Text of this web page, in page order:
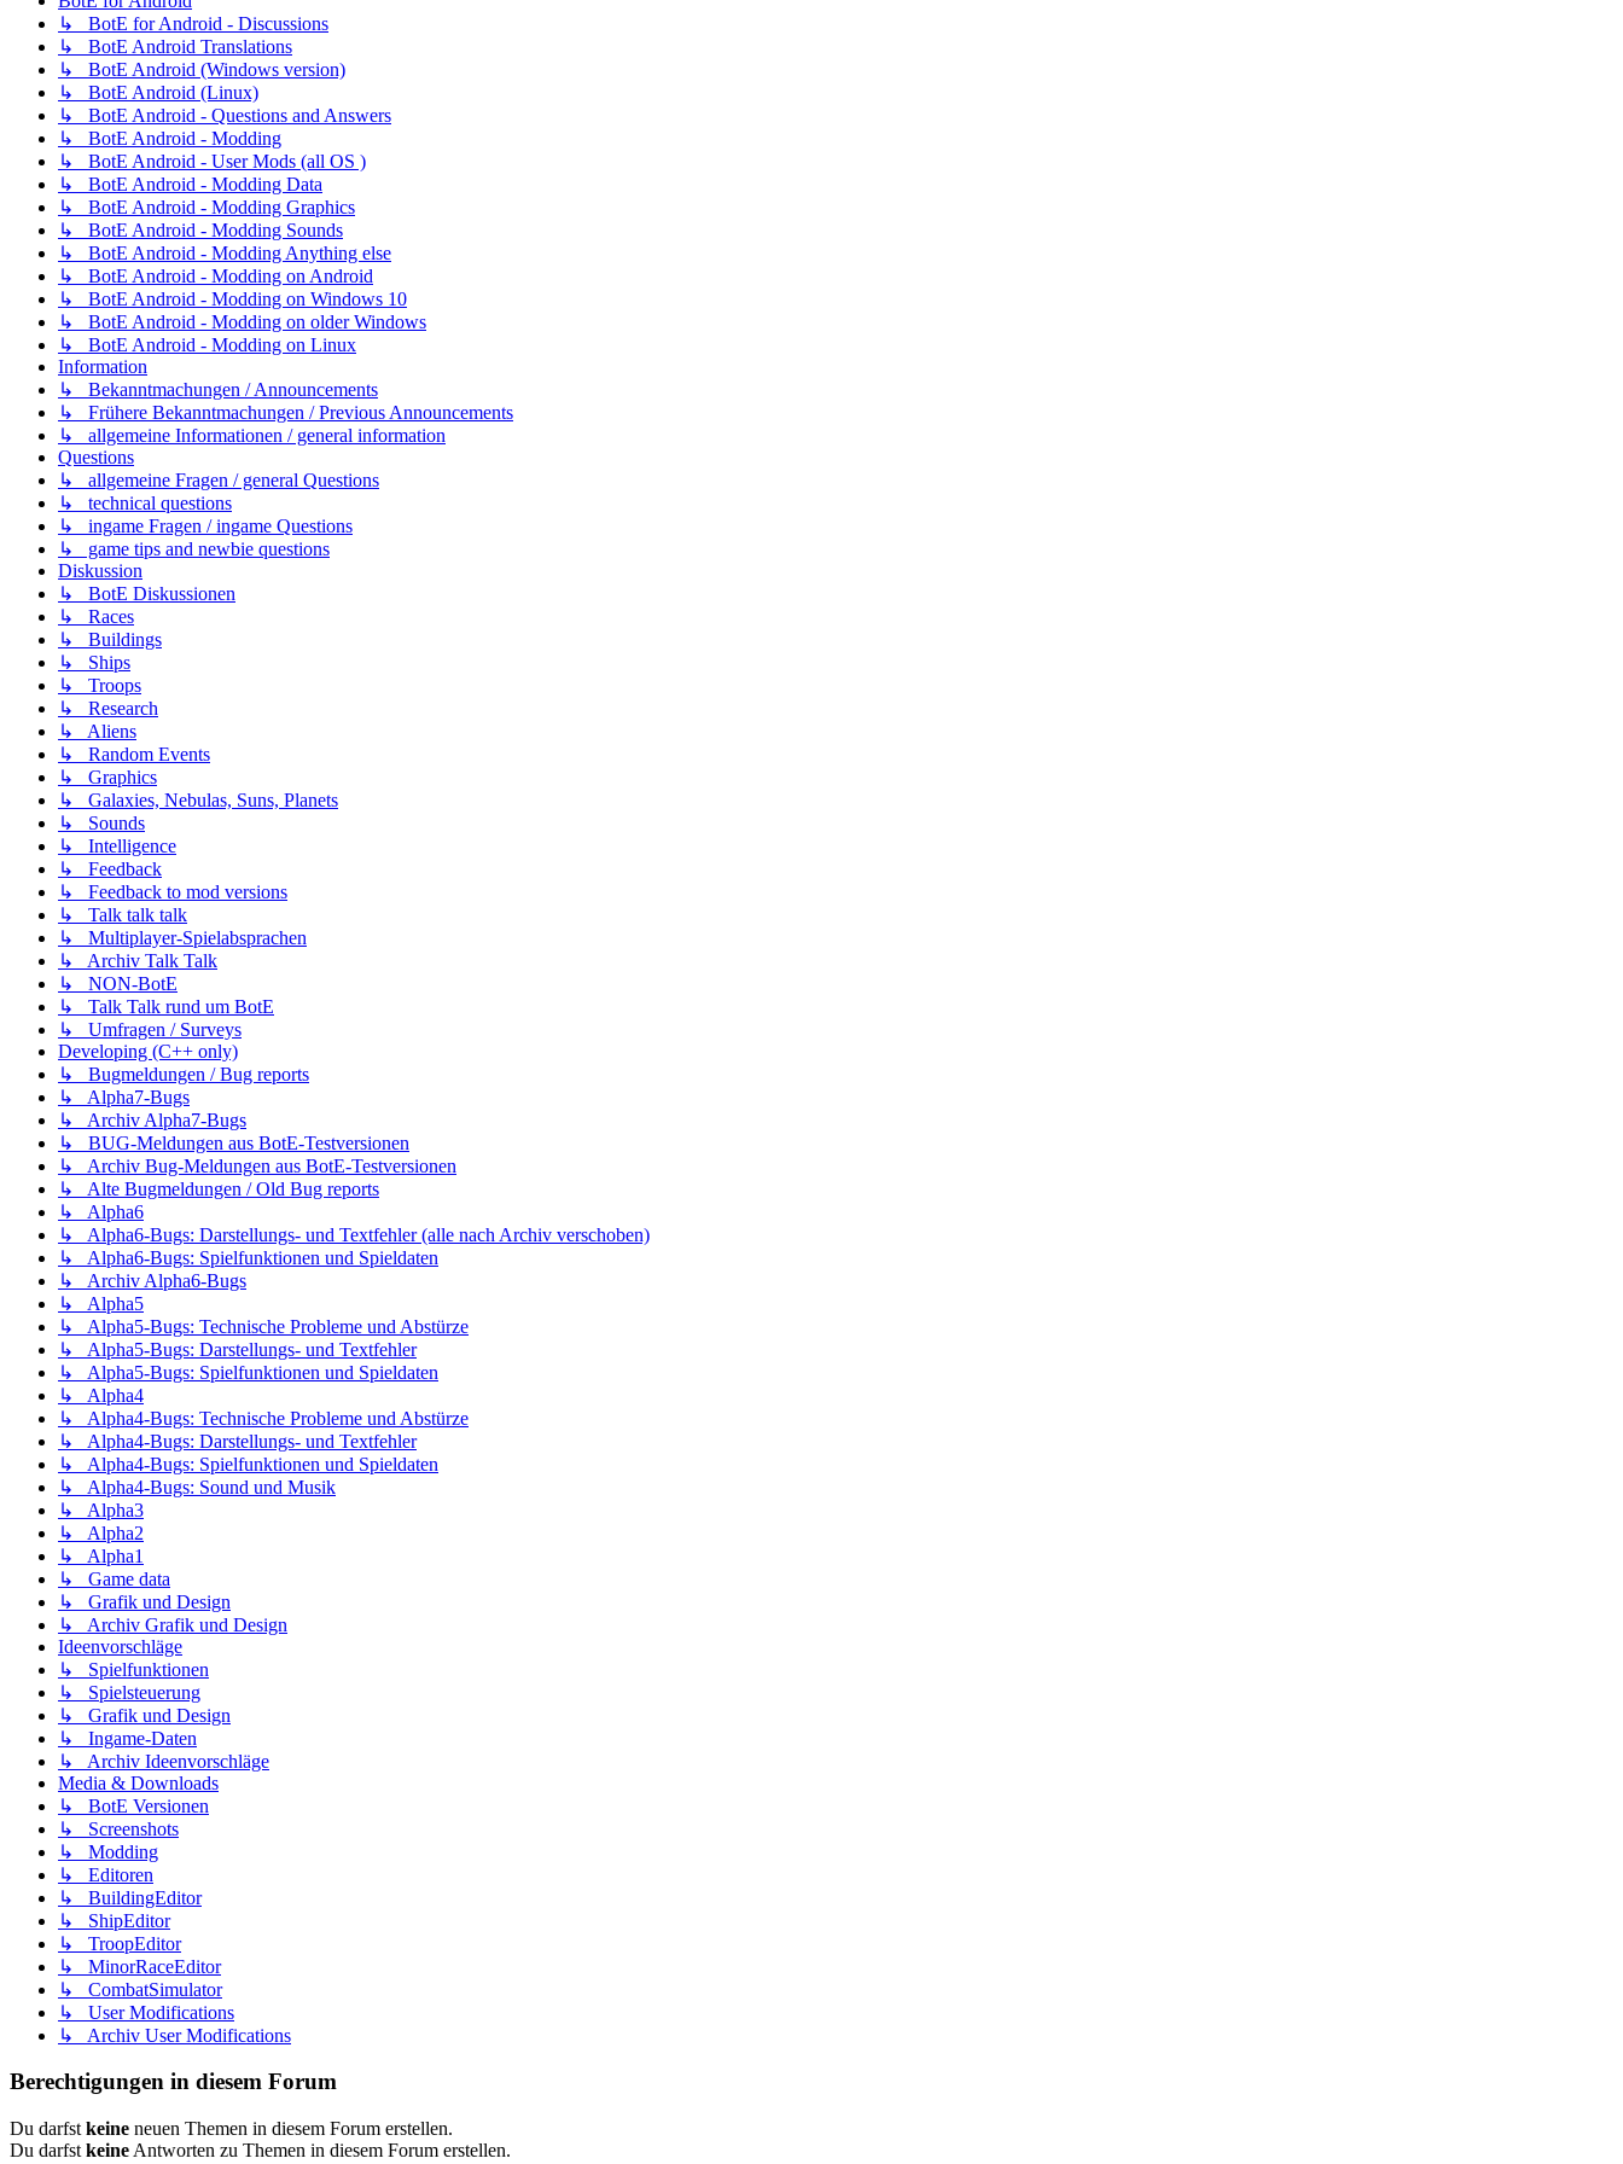
↳ BotE for Android - Discussions
↳ BotE Android Translations
↳ BotE Android (Windows version)
↳ BotE Android (Linux)
↳ BotE Android - Questions and Answers
↳ BotE Android - Modding
↳ BotE Android - User Mods (all OS )
↳ BotE Android - Modding Data
↳ BotE Android - Modding Graphics
↳ BotE Android - Modding Sounds
↳ BotE Android - Modding Anything else
↳ BotE Android - Modding on Android
↳ BotE Android - Modding on Windows 10
↳ BotE Android - Modding on older Windows
↳ BotE Android - Modding on Linux
Information
↳ Bekanntmachungen / Announcements
↳ Frühere Bekanntmachungen / Previous Announcements
↳ allgemeine Informationen / general information
Questions
↳ allgemeine Fragen / general Questions
↳ technical questions
↳ ingame Fragen / ingame Questions
↳ game tips and newbie questions
Diskussion
↳ BotE Diskussionen
↳ Races
↳ Buildings
↳ Ships
↳ Troops
↳ Research
↳ Aliens
↳ Random Events
↳ Graphics
↳ Galaxies, Nebulas, Suns, Planets
↳ Sounds
↳ Intelligence
↳ Feedback
↳ Feedback to mod versions
↳ Talk talk talk
↳ Multiplayer-Spielabsprachen
↳ Archiv Talk Talk
↳ NON-BotE
↳ Talk Talk rund um BotE
↳ Umfragen / Surveys
Developing (C++ only)
↳ Bugmeldungen / Bug reports
↳ Alpha7-Bugs
↳ Archiv Alpha7-Bugs
↳ BUG-Meldungen aus BotE-Testversionen
↳ Archiv Bug-Meldungen aus BotE-Testversionen
↳ Alte Bugmeldungen / Old Bug reports
↳ Alpha6
↳ Alpha6-Bugs: Darstellungs- und Textfehler (alle nach Archiv verschoben)
↳ Alpha6-Bugs: Spielfunktionen und Spieldaten
↳ Archiv Alpha6-Bugs
↳ Alpha5
↳ Alpha5-Bugs: Technische Probleme und Abstürze
↳ Alpha5-Bugs: Darstellungs- und Textfehler
↳ Alpha5-Bugs: Spielfunktionen und Spieldaten
↳ Alpha4
↳ Alpha4-Bugs: Technische Probleme und Abstürze
↳ Alpha4-Bugs: Darstellungs- und Textfehler
↳ Alpha4-Bugs: Spielfunktionen und Spieldaten
↳ Alpha4-Bugs: Sound und Musik
↳ Alpha3
↳ Alpha2
↳ Alpha1
↳ Game data
↳ Grafik und Design
↳ Archiv Grafik und Design
Ideenvorschläge
↳ Spielfunktionen
↳ Spielsteuerung
↳ Grafik und Design
↳ Ingame-Daten
↳ Archiv Ideenvorschläge
Media & Downloads
↳ BotE Versionen
↳ Screenshots
↳ Modding
↳ Editoren
↳ BuildingEditor
↳ ShipEditor
↳ TroopEditor
↳ MinorRaceEditor
↳ CombatSimulator
↳ User Modifications
↳ Archiv User Modifications
Berechtigungen in diesem Forum
Du darfst keine neuen Themen in diesem Forum erstellen.
Du darfst keine Antworten zu Themen in diesem Forum erstellen.